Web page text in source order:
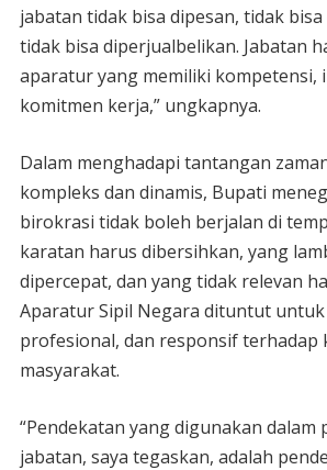
jabatan tidak bisa dipesan, tidak
tidak bisa diperjualbelikan. Jabatan
aparatur yang memiliki kompetensi,
komitmen kerja,” ungkapnya.
Dalam menghadapi tantangan
kompleks dan dinamis, Bupati
birokrasi tidak boleh berjalan di
karatan harus dibersihkan, yang
dipercepat, dan yang tidak relevan
Aparatur Sipil Negara dituntut
profesional, dan responsif terhadap
masyarakat.
“Pendekatan yang digunakan dalam
jabatan, saya tegaskan, adalah